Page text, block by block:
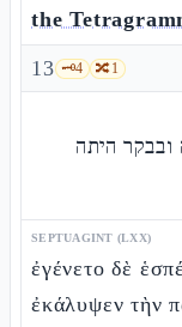
the
13 🗝️4 🔀1
היתה
SEPTUAGINT (LXX)
ἐγένετο δὲ
ἐκάλυψεν τὴν